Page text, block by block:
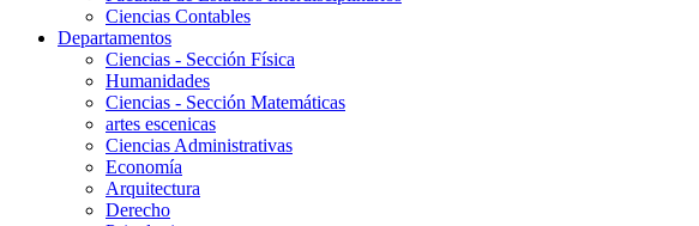
Ciencias Contables
Departamentos
Ciencias - Sección Física
Humanidades
Ciencias - Sección Matemáticas
artes escenicas
Ciencias Administrativas
Economía
Arquitectura
Derecho